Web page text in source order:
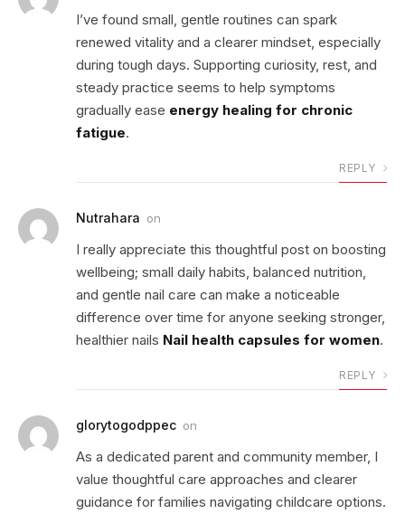
I’ve found small, gentle routines can spark
renewed vitality and a clearer mindset, especially
during tough days. Supporting curiosity, rest, and
steady practice seems to help symptoms
gradually ease energy healing for chronic
fatigue.
REPLY
Nutrahara on
I really appreciate this thoughtful post on boosting
wellbeing; small daily habits, balanced nutrition,
and gentle nail care can make a noticeable
difference over time for anyone seeking stronger,
healthier nails Nail health capsules for women.
REPLY
glorytogodppec on
As a dedicated parent and community member, I
value thoughtful care approaches and clearer
guidance for families navigating childcare options.